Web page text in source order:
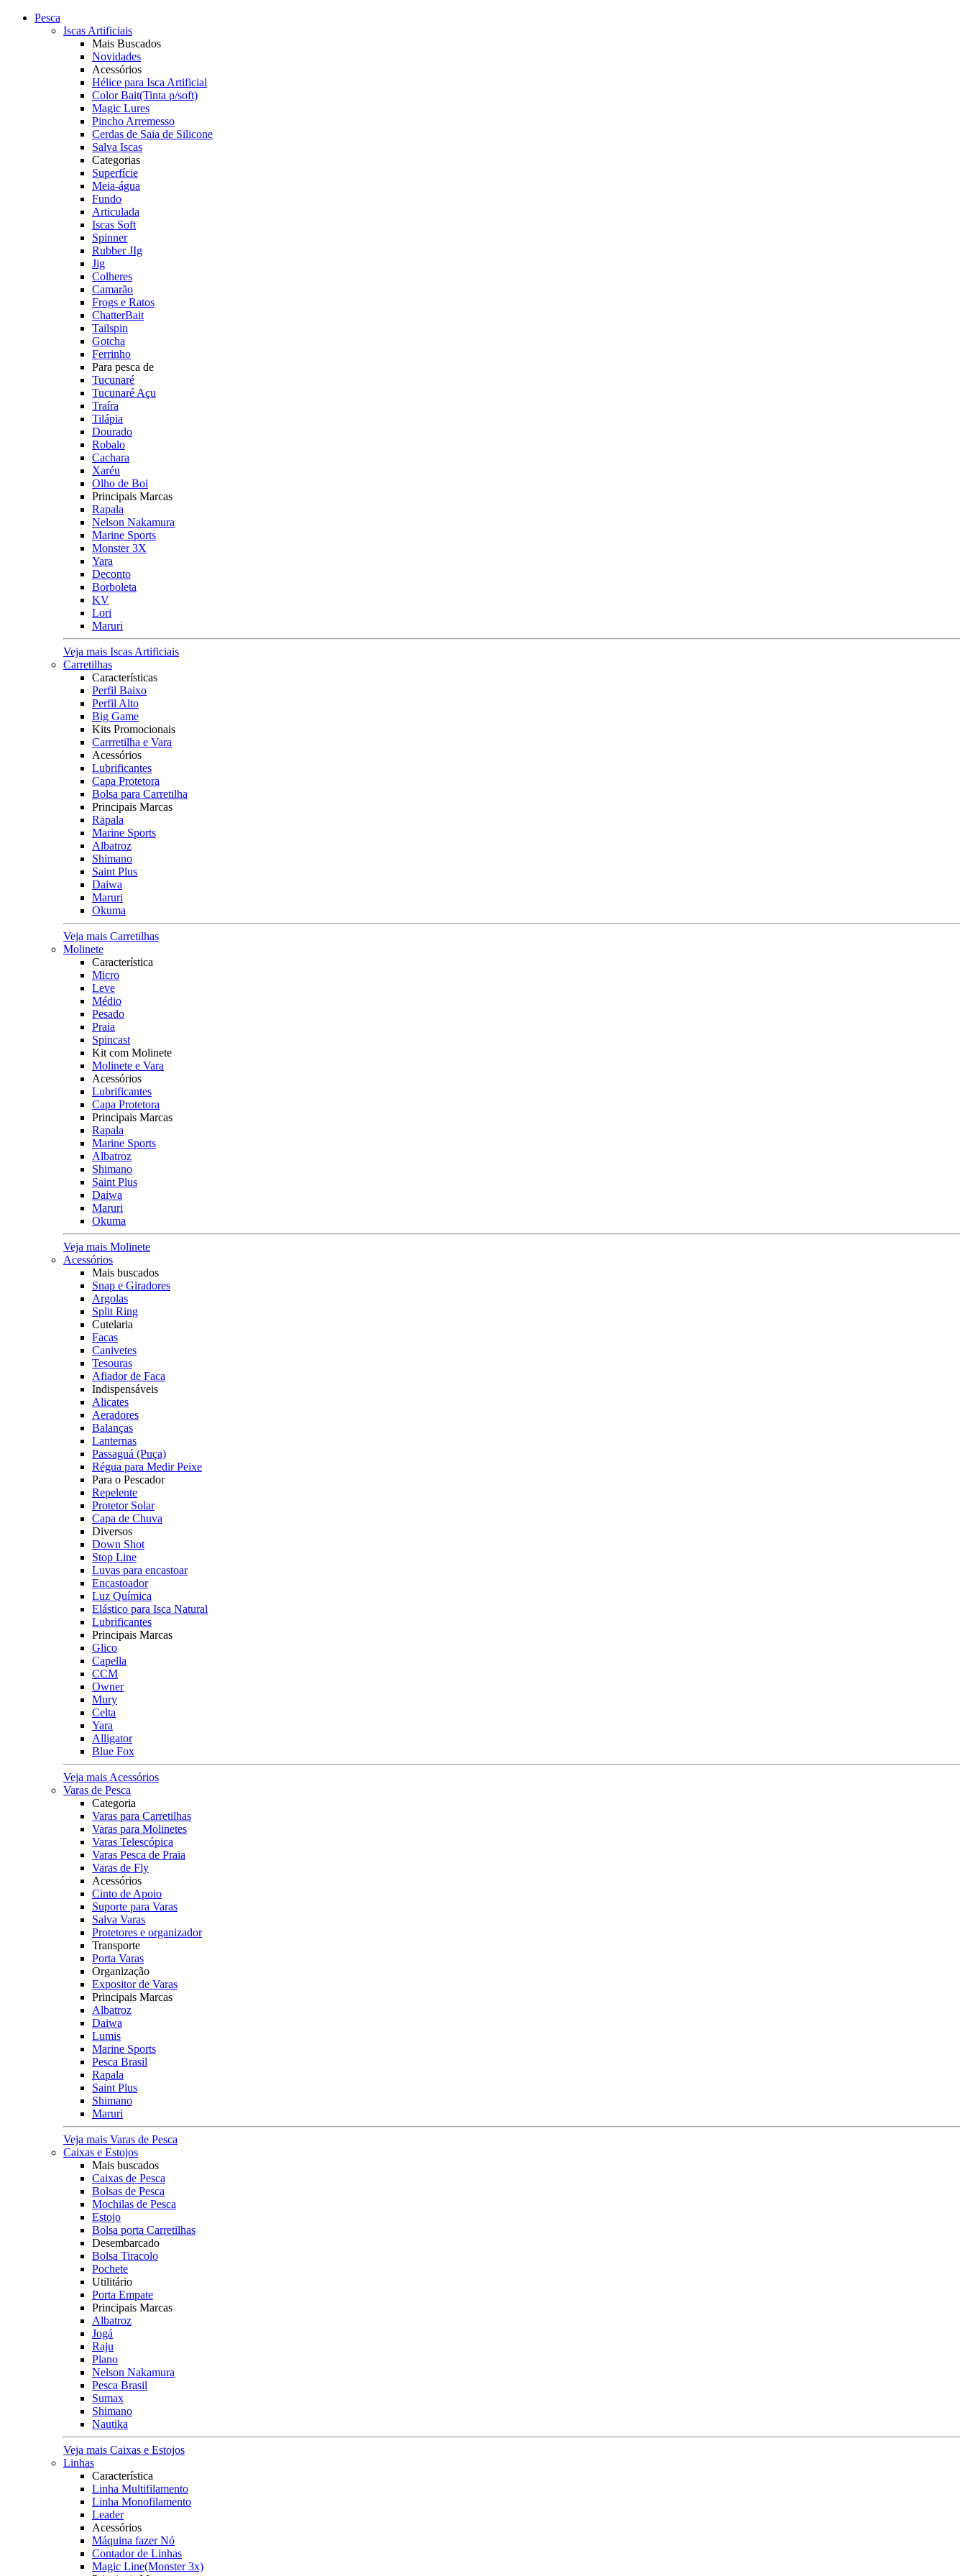
Pesca
Iscas Artificiais
Mais Buscados
Novidades
Acessórios
Hélice para Isca Artificial
Color Bait(Tinta p/soft)
Magic Lures
Pincho Arremesso
Cerdas de Saia de Silicone
Salva Iscas
Categorias
Superfície
Meia-água
Fundo
Articulada
Iscas Soft
Spinner
Rubber JIg
Jig
Colheres
Camarão
Frogs e Ratos
ChatterBait
Tailspin
Gotcha
Ferrinho
Para pesca de
Tucunaré
Tucunaré Açu
Traíra
Tilápia
Dourado
Robalo
Cachara
Xaréu
Olho de Boi
Principais Marcas
Rapala
Nelson Nakamura
Marine Sports
Monster 3X
Yara
Deconto
Borboleta
KV
Lori
Maruri
Veja mais Iscas Artificiais
Carretilhas
Características
Perfil Baixo
Perfil Alto
Big Game
Kits Promocionais
Carrretilha e Vara
Acessórios
Lubrificantes
Capa Protetora
Bolsa para Carretilha
Principais Marcas
Rapala
Marine Sports
Albatroz
Shimano
Saint Plus
Daiwa
Maruri
Okuma
Veja mais Carretilhas
Molinete
Característica
Micro
Leve
Médio
Pesado
Praia
Spincast
Kit com Molinete
Molinete e Vara
Acessórios
Lubrificantes
Capa Protetora
Principais Marcas
Rapala
Marine Sports
Albatroz
Shimano
Saint Plus
Daiwa
Maruri
Okuma
Veja mais Molinete
Acessórios
Mais buscados
Snap e Giradores
Argolas
Split Ring
Cutelaria
Facas
Canivetes
Tesouras
Afiador de Faca
Indispensáveis
Alicates
Aeradores
Balanças
Lanternas
Passaguá (Puça)
Régua para Medir Peixe
Para o Pescador
Repelente
Protetor Solar
Capa de Chuva
Diversos
Down Shot
Stop Line
Luvas para encastoar
Encastoador
Luz Química
Elástico para Isca Natural
Lubrificantes
Principais Marcas
Glico
Capella
CCM
Owner
Mury
Celta
Yara
Alligator
Blue Fox
Veja mais Acessórios
Varas de Pesca
Categoria
Varas para Carretilhas
Varas para Molinetes
Varas Telescópica
Varas Pesca de Praia
Varas de Fly
Acessórios
Cinto de Apoio
Suporte para Varas
Salva Varas
Protetores e organizador
Transporte
Porta Varas
Organização
Expositor de Varas
Principais Marcas
Albatroz
Daiwa
Lumis
Marine Sports
Pesca Brasil
Rapala
Saint Plus
Shimano
Maruri
Veja mais Varas de Pesca
Caixas e Estojos
Mais buscados
Caixas de Pesca
Bolsas de Pesca
Mochilas de Pesca
Estojo
Bolsa porta Carretilhas
Desembarcado
Bolsa Tiracolo
Pochete
Utilitário
Porta Empate
Principais Marcas
Albatroz
Jogá
Raju
Plano
Nelson Nakamura
Pesca Brasil
Sumax
Shimano
Nautika
Veja mais Caixas e Estojos
Linhas
Característica
Linha Multifilamento
Linha Monofilamento
Leader
Acessórios
Máquina fazer Nó
Contador de Linhas
Magic Line(Monster 3x)